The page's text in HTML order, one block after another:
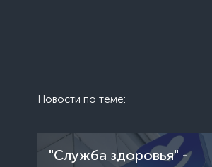
Новости по теме:
"Служба здоровья" -